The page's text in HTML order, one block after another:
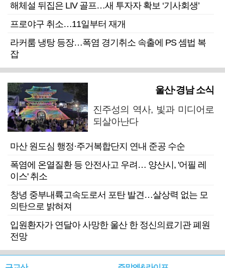
해체설 뒤집은 LIV 골프…새 투자자 확보 ‘기사회생’
프로야구 취소…11일부터 재개
라커룸 냉탕 등장…폭염 경기취소 속출에 PS 셈법 복
잡
울산·경남 소식
진주성의 역사, 빛과 미디어로
되살아난다
마산 원도심 행정·주거복합단지 연내 준공 수순
폭염에 온열질환 등 안전사고 우려… 양산시, '어필 레
이스' 취소
창녕 중부내륙고속도로서 포탄 발견…살상력 없는 모
의탄으로 밝혀져
입원환자가 연달아 사망한 울산 한 정신의료기관 폐원
전망